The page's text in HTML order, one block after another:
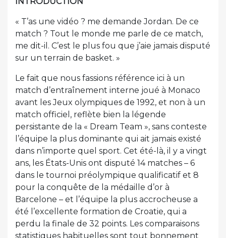
« T’as une vidéo ? me demande Jordan. De ce
match ? Tout le monde me parle de ce match,
me dit-il. C’est le plus fou que j’aie jamais disputé
sur un terrain de basket. »
Le fait que nous fassions référence ici à un
match d’entraînement interne joué à Monaco
avant les Jeux olympiques de 1992, et non à un
match officiel, reflète bien la légende
persistante de la « Dream Team », sans conteste
l’équipe la plus dominante qui ait jamais existé
dans n’importe quel sport. Cet été-là, il y a vingt
ans, les États-Unis ont disputé 14 matches – 6
dans le tournoi préolympique qualificatif et 8
pour la conquête de la médaille d’or à
Barcelone – et l’équipe la plus accrocheuse a
été l’excellente formation de Croatie, qui a
perdu la finale de 32 points. Les comparaisons
statistiques habituelles sont tout bonnement